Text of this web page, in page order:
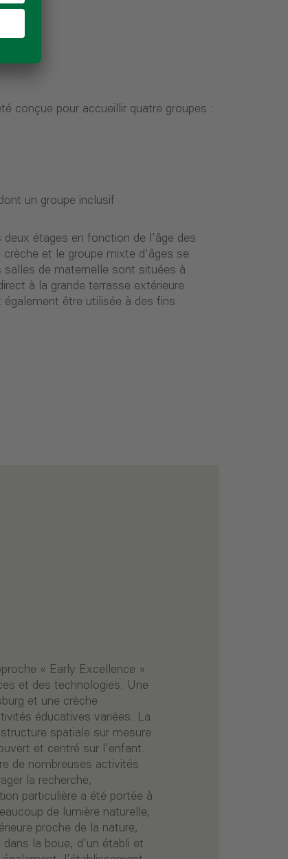
conçue pour accueillir quatre groupes :
un groupe inclusif
étages en fonction de l'âge des
et le groupe mixte d'âges se
de maternelle sont situées à
à la grande terrasse extérieure
également être utilisée à des fins
« Early Excellence »
et des technologies. Une
et une crèche
éducatives variées. La
spatiale sur mesure
et centré sur l’enfant.
de nombreuses activités
la recherche,
particulière a été portée à
de lumière naturelle,
proche de la nature,
dans la boue, d’un établi et